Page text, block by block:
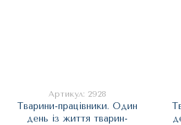
Артикул: 2928
Тварини-працівники. Один
день із життя тварин-